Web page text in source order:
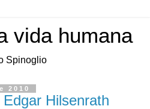
vida humana
Spinoglio
2010
Hilsenrath